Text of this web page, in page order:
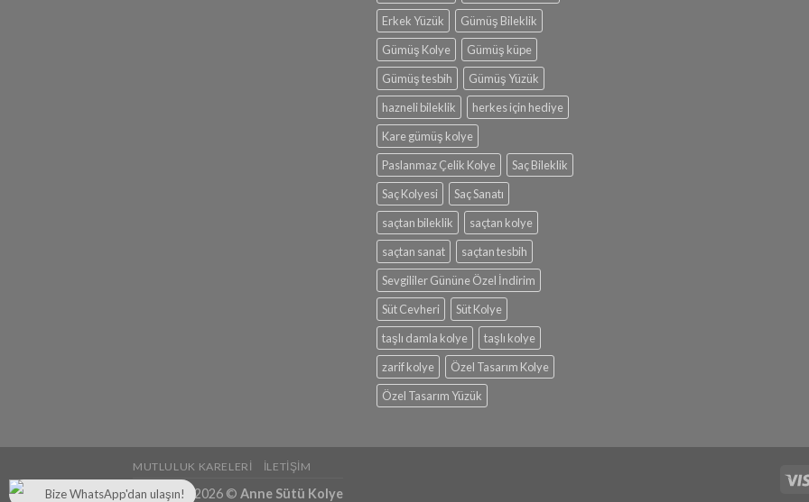
Erkek Yüzük
Gümüş Bileklik
Gümüş Kolye
Gümüş küpe
Gümüş tesbih
Gümüş Yüzük
hazneli bileklik
herkes için hediye
Kare gümüş kolye
Paslanmaz Çelik Kolye
Saç Bileklik
Saç Kolyesi
Saç Sanatı
saçtan bileklik
saçtan kolye
saçtan sanat
saçtan tesbih
Sevgililer Gününe Özel İndirim
Süt Cevheri
Süt Kolye
taşlı damla kolye
taşlı kolye
zarif kolye
Özel Tasarım Kolye
Özel Tasarım Yüzük
MUTLULUK KARELERI İLETIŞIM
Copyright 2026 © Anne Sütü Kolye
Bize WhatsApp'dan ulaşın!